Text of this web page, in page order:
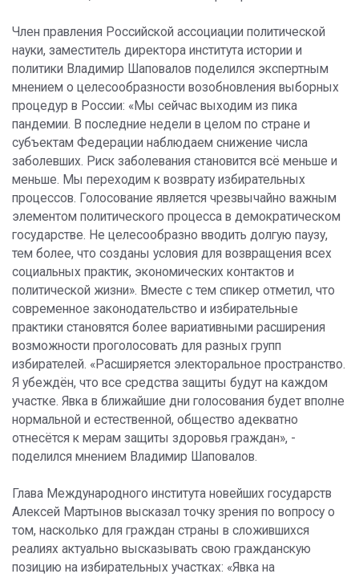
Член правления Российской ассоциации политической
науки, заместитель директора института истории и
политики Владимир Шаповалов поделился экспертным
мнением о целесообразности возобновления выборных
процедур в России: «Мы сейчас выходим из пика
пандемии. В последние недели в целом по стране и
субъектам Федерации наблюдаем снижение числа
заболевших. Риск заболевания становится всё меньше и
меньше. Мы переходим к возврату избирательных
процессов. Голосование является чрезвычайно важным
элементом политического процесса в демократическом
государстве. Не целесообразно вводить долгую паузу,
тем более, что созданы условия для возвращения всех
социальных практик, экономических контактов и
политической жизни». Вместе с тем спикер отметил, что
современное законодательство и избирательные
практики становятся более вариативными расширения
возможности проголосовать для разных групп
избирателей. «Расширяется электоральное пространство.
Я убеждён, что все средства защиты будут на каждом
участке. Явка в ближайшие дни голосования будет вполне
нормальной и естественной, общество адекватно
отнесётся к мерам защиты здоровья граждан», -
поделился мнением Владимир Шаповалов.
Глава Международного института новейших государств
Алексей Мартынов высказал точку зрения по вопросу о
том, насколько для граждан страны в сложившихся
реалиях актуально высказывать свою гражданскую
позицию на избирательных участках: «Явка на